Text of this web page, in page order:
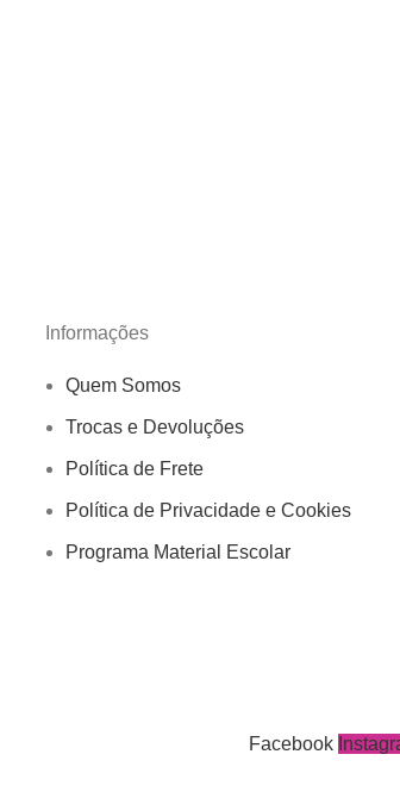
Informações
Quem Somos
Trocas e Devoluções
Política de Frete
Política de Privacidade e Cookies
Programa Material Escolar
Facebook